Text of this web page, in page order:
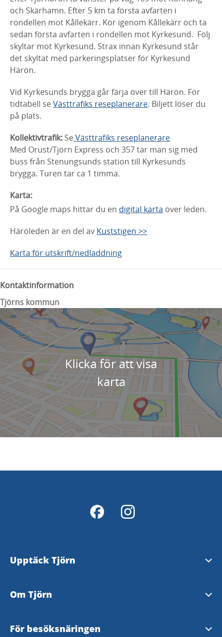
och Skärhamn. Efter 5 km ta första avfarten i
rondellen mot Kållekärr. Kör igenom Kållekärr och ta
sedan första avfarten i rondellen mot Kyrkesund. Följ
skyltar mot Kyrkesund. Strax innan Kyrkesund står
det skyltat med parkeringsplatser för Kyrkesund
Härön.
Vid Kyrkesunds brygga går färja över till Härön. För
tidtabell seVästtrafiks reseplanerare. Biljett löser du
på plats.
Kollektivtrafik: SeVästtrafiks reseplanerare
Med Orust/Tjörn Express och 357 tar man sig med
buss från Stenungsunds station till Kyrkesunds
brygga. Turen tar ca 1 timma.
Karta:
På Google maps hittar du en digital karta över leden.
Häröleden är en del av Kuststigen >>
Karta för utskrift/nedladdning
Kontaktinformation
Tjörns kommun
Klicka för att visa
karta
Upptäck Tjörn
Se och göra
Om Tjörn
Välkommen till Tjörn
För besöksnäringen